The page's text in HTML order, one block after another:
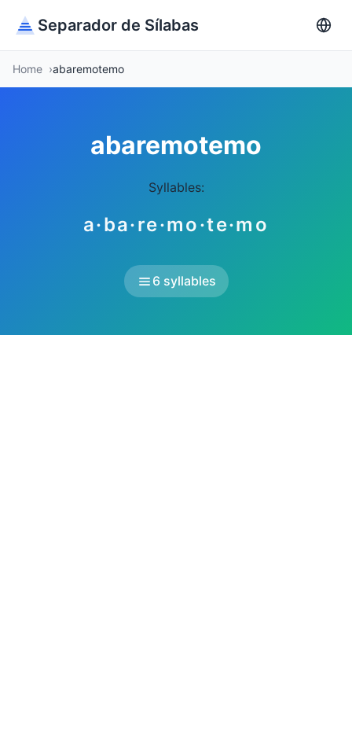
Separador de Sílabas
Home abaremotemo
abaremotemo
Syllables:
a·ba·re·mo·te·mo
6 syllables